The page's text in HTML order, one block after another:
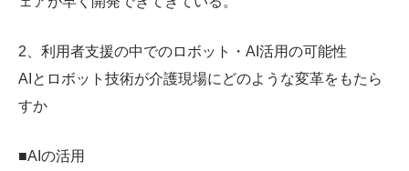
2、利用者支援の中でのロボット・AI活用の可能性
AIとロボット技術が介護現場にどのような変革をもたら
すか
■AIの活用